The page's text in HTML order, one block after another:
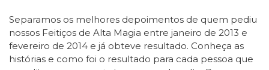
Separamos os melhores depoimentos de quem pediu
nossos Feitiços de Alta Magia entre janeiro de 2013 e
fevereiro de 2014 e já obteve resultado. Conheça as
histórias e como foi o resultado para cada pessoa que